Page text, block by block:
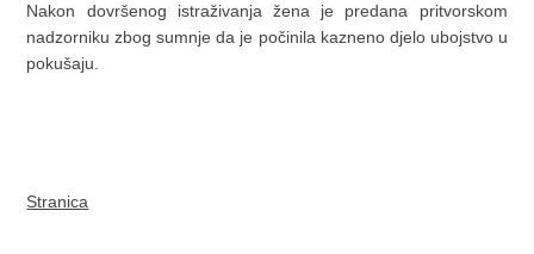
Nakon dovršenog istraživanja žena je predana pritvorskom
nadzorniku zbog sumnje da je počinila kazneno djelo ubojstvo u
pokušaju.
Stranica